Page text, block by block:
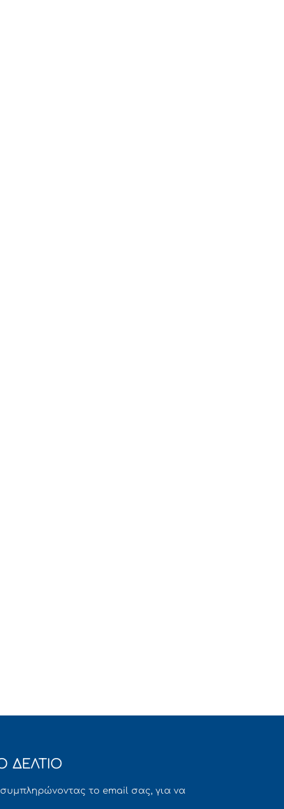
ΔΕΛΤΙΟ
το email σας, για να